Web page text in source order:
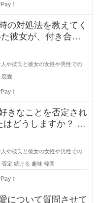
！
の対処法を教えてく
や彼氏と彼女の女性や男性での
恋愛
！
きなことを否定され
どうしますか？ 私
や彼氏と彼女の女性や男性での
否定 続ける 趣味 韓国
！
について質問させて